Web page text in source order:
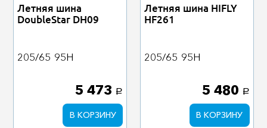
Летняя шина
DoubleStar DH09
205/65 95H
5 473 a
В КОРЗИНУ
Летняя шина HIFLY
HF261
205/65 95H
5 480 a
В КОРЗИНУ